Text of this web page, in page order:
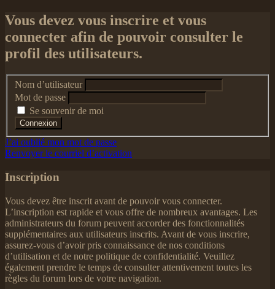
Vous devez vous inscrire et vous
connecter afin de pouvoir consulter le
profil des utilisateurs.
Nom d’utilisateur
Mot de passe
Se souvenir de moi
J’ai oublié mon mot de passe
Renvoyer le courriel d’activation
Inscription
Vous devez être inscrit avant de pouvoir vous connecter.
L’inscription est rapide et vous offre de nombreux avantages. Les
administrateurs du forum peuvent accorder des fonctionnalités
supplémentaires aux utilisateurs inscrits. Avant de vous inscrire,
assurez-vous d’avoir pris connaissance de nos conditions
d’utilisation et de notre politique de confidentialité. Veuillez
également prendre le temps de consulter attentivement toutes les
règles du forum lors de votre navigation.